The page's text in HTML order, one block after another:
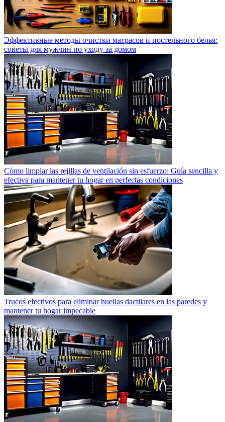
Эффективные методы очистки матрасов и постельного белья:
советы для мужчин по уходу за домом
Cómo limpiar las rejillas de ventilación sin esfuerzo: Guía sencilla y
efectiva para mantener tu hogar en perfectas condiciones
Trucos efectivos para eliminar huellas dactilares en las paredes y
mantener tu hogar impecable